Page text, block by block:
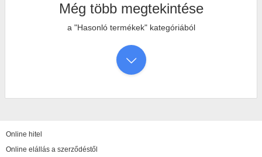
Még több megtekintése
a "Hasonló termékek" kategóriából
Online hitel
Online elállás a szerződéstől